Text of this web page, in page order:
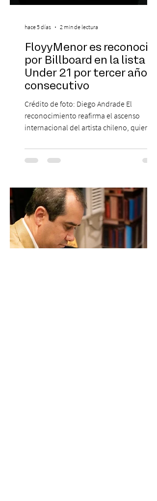
FloyyMenor es reconocido
por Billboard en la lista 21
Under 21 por tercer año
consecutivo
Crédito de foto: Diego Andrade El
reconocimiento reafirma el ascenso
internacional del artista chileno, quien
en la escena global. MIAMI, FL (3 de agosto
de 2026) — FloyyMenor ha sido
Under 21 por tercer año consecutivo,
formando parte una vez más de la
selección anual de la publicación que
destaca a los artistas menores de 21 años
más influyentes de la industria musical.
Este reconocimiento reaf
hace 5 días 2 min de lectura